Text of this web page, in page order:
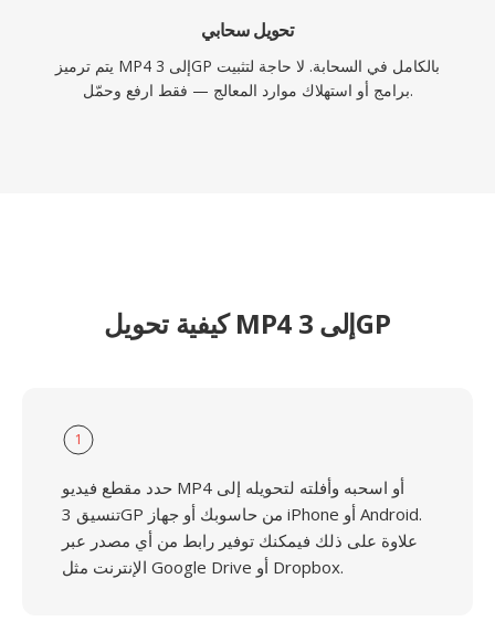
تحويل سحابي
يتم ترميز MP4 إلى 3GP بالكامل في السحابة. لا حاجة لتثبيت
برامج أو استهلاك موارد المعالج — فقط ارفع وحمّل.
كيفية تحويل MP4 إلى 3GP
1
حدد مقطع فيديو MP4 أو اسحبه وأفلته لتحويله إلى
تنسيق 3GP من حاسوبك أو جهاز iPhone أو Android.
علاوة على ذلك فيمكنك توفير رابط من أي مصدر عبر
الإنترنت مثل Google Drive أو Dropbox.